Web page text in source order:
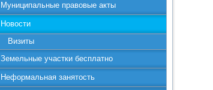
Муниципальные правовые акты
Новости
Визиты
Земельные участки бесплатно
Неформальная занятость